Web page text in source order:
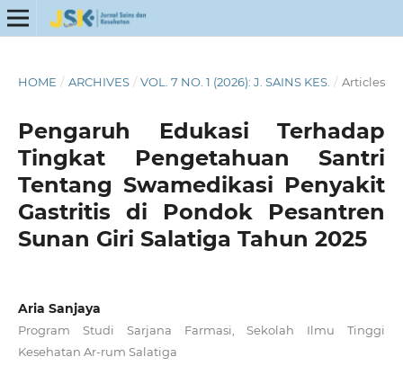
HOME / ARCHIVES / VOL. 7 NO. 1 (2026): J. SAINS KES. / Articles
Pengaruh Edukasi Terhadap
Tingkat Pengetahuan Santri
Tentang Swamedikasi Penyakit
Gastritis di Pondok Pesantren
Sunan Giri Salatiga Tahun 2025
Aria Sanjaya
Program Studi Sarjana Farmasi, Sekolah Ilmu Tinggi
Kesehatan Ar-rum Salatiga